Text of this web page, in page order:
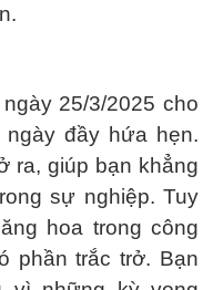
25/3/2025 cho
đầy hứa hẹn.
ra, giúp bạn khẳng
sự nghiệp. Tuy
hoa trong công
phần trắc trở. Bạn